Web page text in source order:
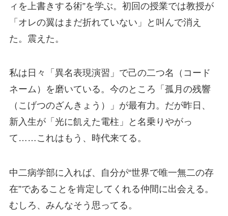
ィを上書きする術”を学ぶ。初回の授業では教授が
「オレの翼はまだ折れていない」と叫んで消え
た。震えた。
私は日々「異名表現演習」で己の二つ名（コード
ネーム）を磨いている。今のところ「孤月の残響
（こげつのざんきょう）」が最有力。だが昨日、
新入生が「光に飢えた電柱」と名乗りやがっ
て……これはもう、時代来てる。
中二病学部に入れば、自分が“世界で唯一無二の存
在”であることを肯定してくれる仲間に出会える。
むしろ、みんなそう思ってる。